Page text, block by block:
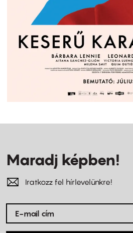
Maradj képben!
Iratkozz fel hírlevelünkre!